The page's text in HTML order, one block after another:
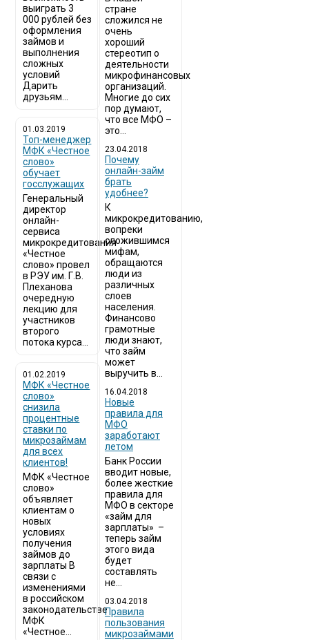
выиграть 3
000 рублей без
оформления
займов и
выполнения
сложных
условий
Дарить
друзьям...
01.03.2019
Топ-менеджер
МФК «Честное
слово»
обучает
госслужащих
Генеральный
директор
онлайн-
сервиса
микрокредитования
«Честное
слово» провел
в РЭУ им. Г.В.
Плеханова
очередную
лекцию для
участников
второго
потока курса...
01.02.2019
МФК «Честное
слово»
снизила
процентные
ставки по
микрозаймам
для всех
клиентов!
МФК «Честное
слово»
объявляет
клиентам о
новых
условиях
получения
займов до
зарплаты В
связи с
изменениями
в российском
законодательстве
МФК
«Честное...
стране
сложился не
очень
хороший
стереотип о
деятельности
микрофинансовых
организаций.
Многие до сих
пор думают,
что все МФО –
это...
23.04.2018
Почему
онлайн-займ
брать
удобнее?
К
микрокредитованию,
вопреки
сложившимся
мифам,
обращаются
люди из
различных
слоев
населения.
Финансово
грамотные
люди знают,
что займ
может
выручить в...
16.04.2018
Новые
правила для
МФО
заработают
летом
Банк России
вводит новые,
более жесткие
правила для
МФО в секторе
«займ для
зарплаты» –
теперь займ
этого вида
будет
составлять
не...
03.04.2018
​Правила
пользования
микрозаймами